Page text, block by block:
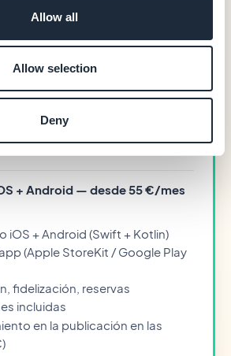
Allow all
Allow selection
Deny
base de datos (datos en Europa)
completo
push (10.000/mes en el plan de
+ Android — desde 55 €/mes
iOS + Android (Swift + Kotlin)
(Apple StoreKit / Google Play
fidelización, reservas
incluidas
en la publicación en las